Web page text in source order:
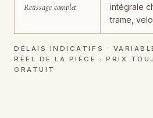
Retissage complet
intégrale
trame,
DÉLAIS INDICATIFS ·
RÉEL DE LA PIÈCE · PRIX
GRATUIT